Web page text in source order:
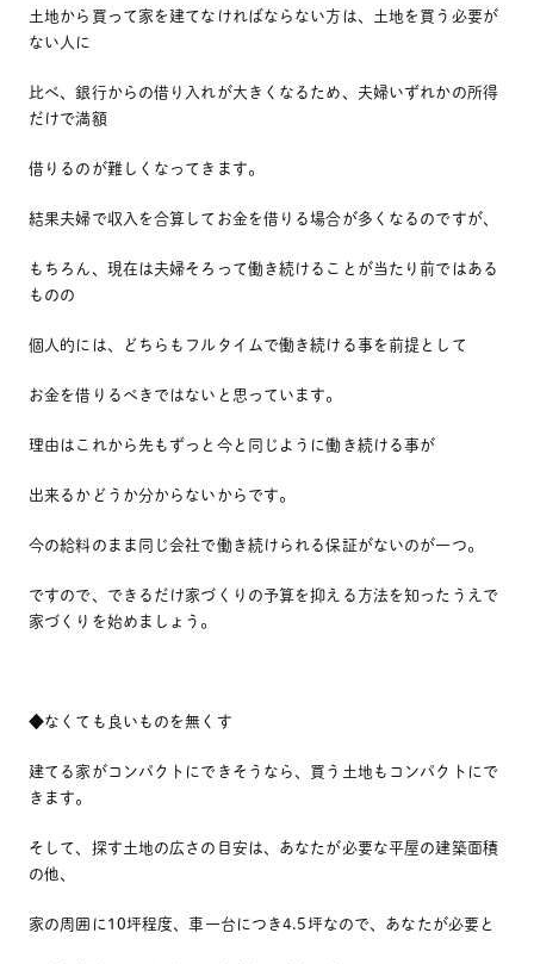
土地から買って家を建てなければならない方は、土地を買う必要が
ない人に
比べ、銀行からの借り入れが大きくなるため、夫婦いずれかの所得
だけで満額
借りるのが難しくなってきます。
結果夫婦で収入を合算してお金を借りる場合が多くなるのですが、
もちろん、現在は夫婦そろって働き続けることが当たり前ではある
ものの
個人的には、どちらもフルタイムで働き続ける事を前提として
お金を借りるべきではないと思っています。
理由はこれから先もずっと今と同じように働き続ける事が
出来るかどうか分からないからです。
今の給料のまま同じ会社で働き続けられる保証がないのが一つ。
ですので、できるだけ家づくりの予算を抑える方法を知ったうえで
家づくりを始めましょう。
◆なくても良いものを無くす
建てる家がコンパクトにできそうなら、買う土地もコンパクトにで
きます。
そして、探す土地の広さの目安は、あなたが必要な平屋の建築面積
の他、
家の周囲に10坪程度、車一台につき4.5坪なので、あなたが必要と